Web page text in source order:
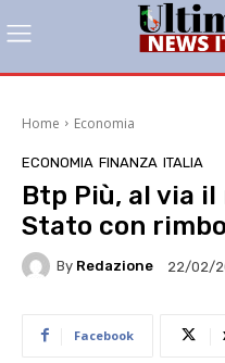
Home Economia
ECONOMIA FINANZA ITALIA
Btp Più, al via
Stato con
By Redazione 22/02/
Facebook